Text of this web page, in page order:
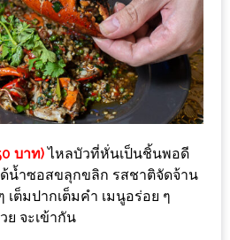
บาท) ไหลบัวที่หั่นเป็นชิ้นพอดี
ด้น้ำซอสขลุกขลิก รสชาติจัดจ้าน
ต็มปากเต็มคำ เมนูอร่อย ๆ
ย จะเข้ากัน